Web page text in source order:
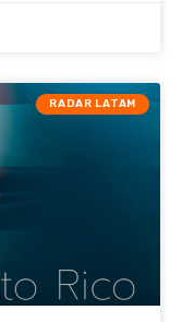
RADAR LATAM